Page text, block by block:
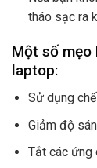
tháo sạc ra
Một số mẹo
laptop:
Sử dụng
Giảm độ
Tắt các ứng